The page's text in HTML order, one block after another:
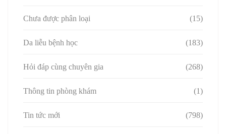
Chưa được phân loại (15)
Da liễu bệnh học (183)
Hỏi đáp cùng chuyên gia (268)
Thông tin phòng khám (1)
Tin tức mới (798)